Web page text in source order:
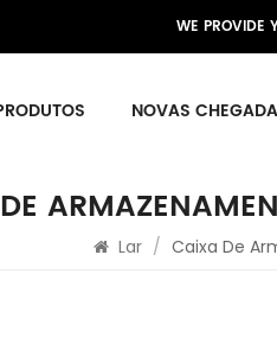
WE PROVIDE
NOVAS
Lar / Caixa De